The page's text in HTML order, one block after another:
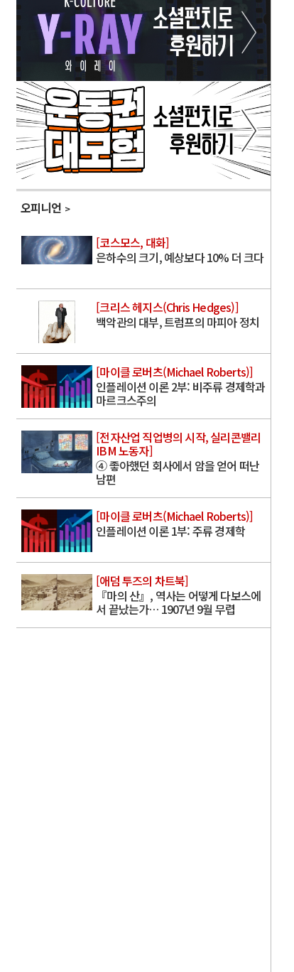
오피니언
[코스모스, 대화]
은하수의 크기, 예상보다 10% 더 크다
[크리스 헤지스(Chris Hedges)]
백악관의 대부, 트럼프의 마피아 정치
[마이클 로버츠(Michael Roberts)]
인플레이션 이론 2부: 비주류 경제학과
마르크스주의
[전자산업 직업병의 시작, 실리콘밸리
IBM 노동자]
④ 좋아했던 회사에서 암을 얻어 떠난
남편
[마이클 로버츠(Michael Roberts)]
인플레이션 이론 1부: 주류 경제학
[애덤 투즈의 차트북]
『마의 산』, 역사는 어떻게 다보스에
서 끝났는가… 1907년 9월 무렵